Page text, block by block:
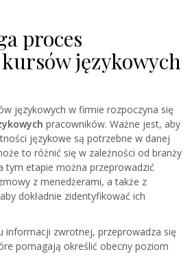
proces
językowych
językowych w firmie rozpoczyna się
pracowników. Ważne jest, aby
językowe są potrzebne w danej
to różnić się w zależności od branży
tym etapie można przeprowadzić
z menedżerami, a także z
dokładnie zidentyfikować ich
informacji zwrotnej, przeprowadza się
pomagają określić obecny poziom